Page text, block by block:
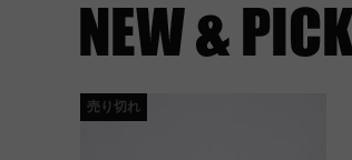
売り切れ